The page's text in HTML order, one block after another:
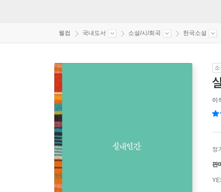
웰컴 국내도서 소설/시/희곡 한국소설
이
정
판